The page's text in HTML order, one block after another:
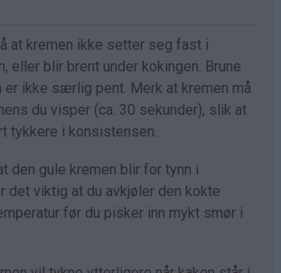
at kremen ikke setter seg fast i
eller blir brent under kokingen. Brune
er ikke særlig pent. Merk at kremen må
du visper (ca. 30 sekunder), slik at
tykkere i konsistensen.
den gule kremen blir for tynn i
det viktig at du avkjøler den kokte
før du pisker inn mykt smør i